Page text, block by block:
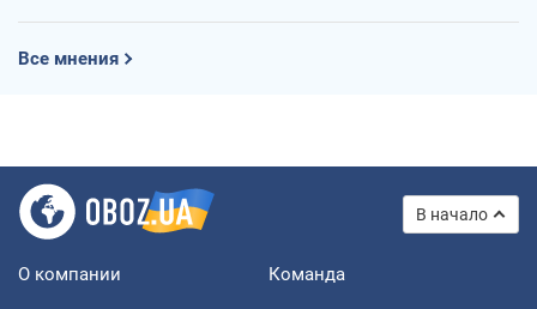
Все мнения
В начало
О компании Команда